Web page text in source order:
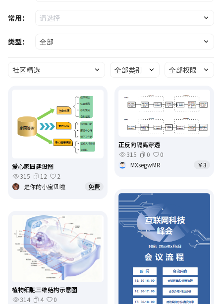
常用： 请选择
类型： 全部
社区精选 全部类别 全部权限
爱心家园建设图
315
12
2
是你的小宝贝啦
免费
正反向隔离穿透
315
0
0
MXsegwMR
￥3
植物细胞三维结构示意图
314
4
0